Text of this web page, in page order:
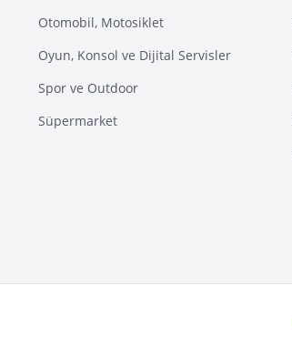
Otomobil, Motosiklet
Oyun, Konsol ve Dijital Servisler
Spor ve Outdoor
Süpermarket